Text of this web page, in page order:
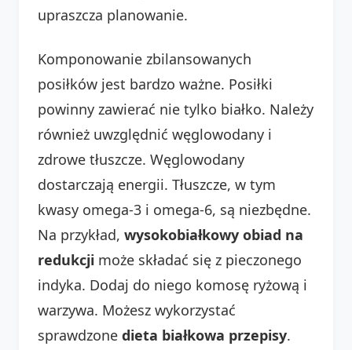
upraszcza planowanie.
Komponowanie zbilansowanych
posiłków jest bardzo ważne. Posiłki
powinny zawierać nie tylko białko. Należy
również uwzględnić węglowodany i
zdrowe tłuszcze. Węglowodany
dostarczają energii. Tłuszcze, w tym
kwasy omega-3 i omega-6, są niezbędne.
Na przykład, wysokobiałkowy obiad na
redukcji może składać się z pieczonego
indyka. Dodaj do niego komosę ryżową i
warzywa. Możesz wykorzystać
sprawdzone dieta białkowa przepisy.